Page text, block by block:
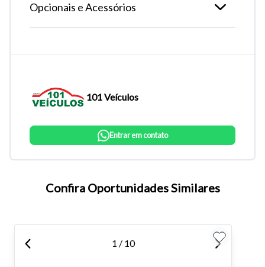
Tamanho do texto
atalhos Ctrl+ (para aumentar) e Ctrl- (para diminuir) no seu
teclado.
Opcionais e Acessórios
101 Veículos
Entrar em contato
Confira Oportunidades Similares
1 / 10